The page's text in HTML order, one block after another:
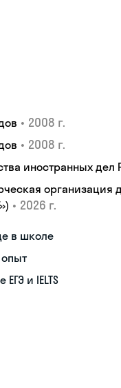
• 2008 г.
• 2008 г.
иностранных
организация
• 2026 г.
в школе
и IELTS